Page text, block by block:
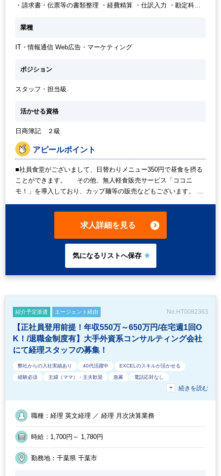
・請求書・伝票等の書類整理 ・経費精算 ・仕訳入力 ・勘定科目
業種
IT・情報通信 Web広告・マーケティング
ポジション
スタッフ・担当級
活かせる資格
日商簿記 ２級
アピールポイント
■社員食堂がございまして、日替わりメニュー350円で昼食を摂る
ことができます。 その他、無人軽食販売サービス「ココニ
モ！」を導入しており、カップ麺等の販売などもございます。 ■
ビスがございます。 ■もし業務中にわからないことがあっても、
配属先の社員の方皆さんが業務内容を把握されておられますので
求人詳細を見る
紹介予定派遣 エージェント経由 No.HT0082363
【正社員登用前提！年収550万～650万円/在宅週1回O
K！/退職金制度有】大手外資系コンサルティング会社
にて経理スタッフの募集！
弊社からの入社実績あり 40代活躍中 EXCELのスキルが活かせる
経験必須 主婦（ママ）・主夫歓迎 急募 電話応対なし
教育環境が充実
休憩室あり 50代活躍中 年間休日120日以上 派遣スタッフ活躍中
社会保険制度あり
産休育休取得事例あり
駅から徒歩5分以内 オフィスが分煙
社内システム等のOJT 交通費支給
続きを読む
職種：経理 英文経理 ／ 経理 月次決算業務
時給：1,700円～ 1,780円
勤務地：千葉県 千葉市